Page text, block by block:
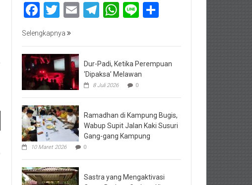
Facebook
Twitter
EmailTelegram
WhatsApp
Line
Selengkapnya
Dur-Padi, Ketika Perempuan
‘Dipaksa’ Melawan
8 Juli 2026 0
Ramadhan di Kampung Bugis,
Wabup Supit Jalan Kaki Susuri
Gang-gang Kampung
10 Maret 2026 0
Sastra yang Mengaktivasi